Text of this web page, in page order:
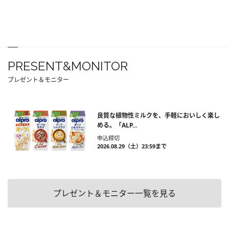
PRESENT&MONITOR
プレゼント＆モニター
良質な植物性ミルクを、手軽においしく楽し
める。「ALP...
申込締切
2026.08.29（土）23:59まで
プレゼント＆モニター一覧を見る